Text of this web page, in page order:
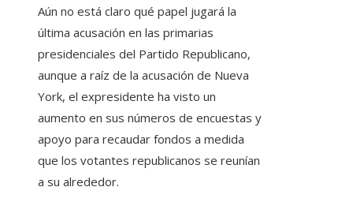
Aún no está claro qué papel jugará la
última acusación en las primarias
presidenciales del Partido Republicano,
aunque a raíz de la acusación de Nueva
York, el expresidente ha visto un
aumento en sus números de encuestas y
apoyo para recaudar fondos a medida
que los votantes republicanos se reunían
a su alrededor.